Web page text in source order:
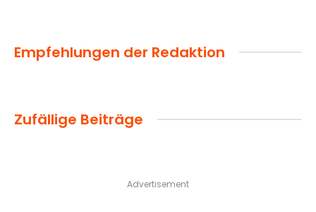
Empfehlungen der Redaktion
Zufällige Beiträge
Advertisement